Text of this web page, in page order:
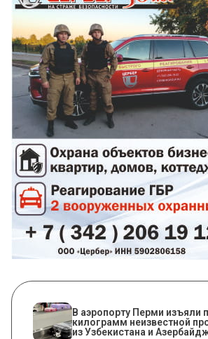
В аэропорту Перми изъяли
килограмм неизвестной
из Узбекистана и